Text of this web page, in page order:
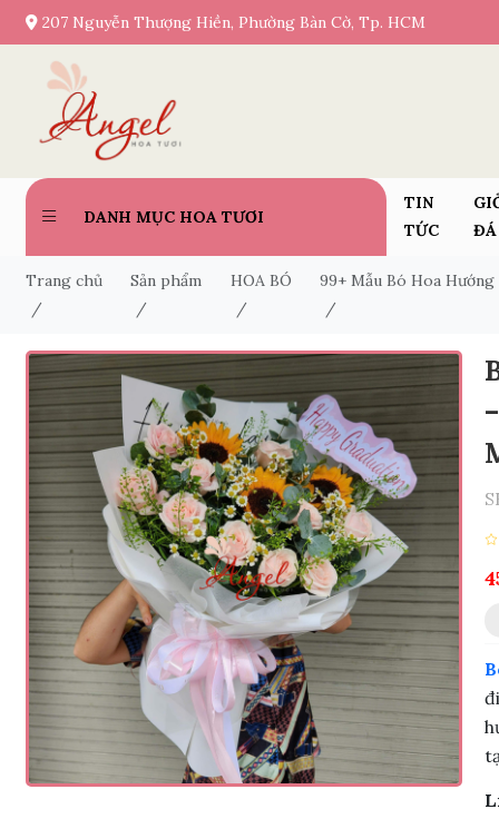
207 Nguyễn Thượng Hiền, Phường Bàn Cờ, Tp. HCM
DANH MỤC HOA TƯƠI
TIN
TỨC
ĐÁ
Trang chủ
/
Sản phẩm
/
HOA BÓ
/
99+ Mẫu Bó Hoa
/